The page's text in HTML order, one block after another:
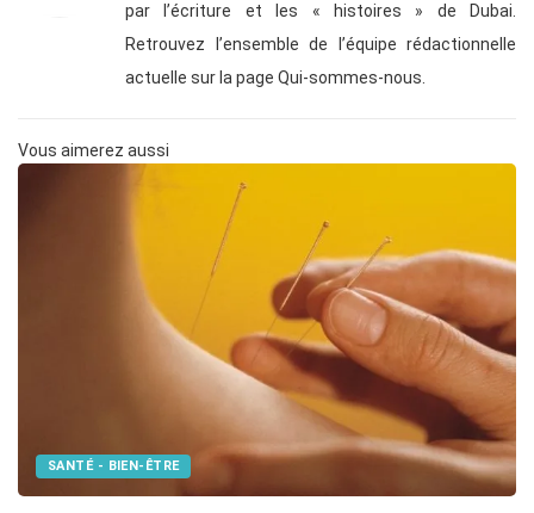
par l’écriture et les « histoires » de Dubai.
Retrouvez l’ensemble de l’équipe rédactionnelle
actuelle sur la page Qui-sommes-nous.
Vous aimerez aussi
SANTÉ - BIEN-ÊTRE